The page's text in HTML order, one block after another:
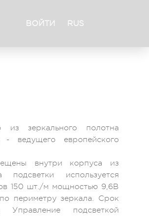
RUS
ВОЙТИ
из зеркального полотна
ведущего европейского
внутри корпуса из
используется
150 шт./м мощностью 9,6В
периметру зеркала. Срок
подсветкой